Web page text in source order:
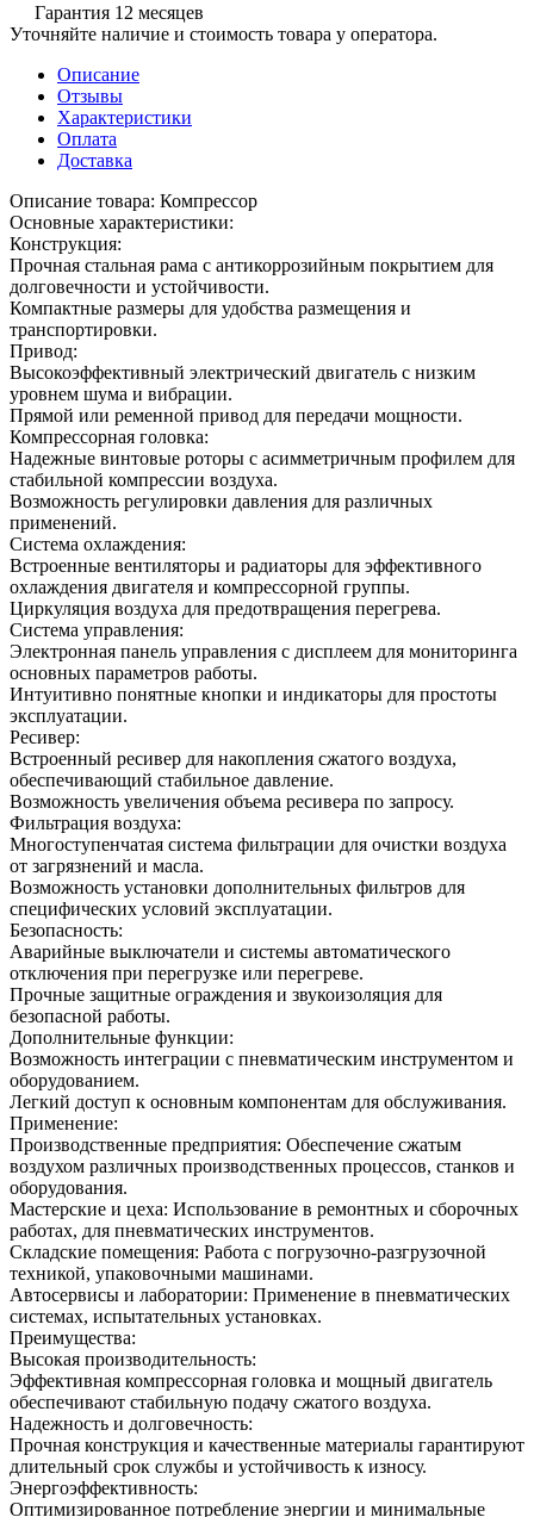
Гарантия 12 месяцев
Уточняйте наличие и стоимость товара у оператора.
Описание
Отзывы
Характеристики
Оплата
Доставка
Описание товара: Компрессор
Основные характеристики:
Конструкция:
Прочная стальная рама с антикоррозийным покрытием для
долговечности и устойчивости.
Компактные размеры для удобства размещения и
транспортировки.
Привод:
Высокоэффективный электрический двигатель с низким
уровнем шума и вибрации.
Прямой или ременной привод для передачи мощности.
Компрессорная головка:
Надежные винтовые роторы с асимметричным профилем для
стабильной компрессии воздуха.
Возможность регулировки давления для различных
применений.
Система охлаждения:
Встроенные вентиляторы и радиаторы для эффективного
охлаждения двигателя и компрессорной группы.
Циркуляция воздуха для предотвращения перегрева.
Система управления:
Электронная панель управления с дисплеем для мониторинга
основных параметров работы.
Интуитивно понятные кнопки и индикаторы для простоты
эксплуатации.
Ресивер:
Встроенный ресивер для накопления сжатого воздуха,
обеспечивающий стабильное давление.
Возможность увеличения объема ресивера по запросу.
Фильтрация воздуха:
Многоступенчатая система фильтрации для очистки воздуха
от загрязнений и масла.
Возможность установки дополнительных фильтров для
специфических условий эксплуатации.
Безопасность:
Аварийные выключатели и системы автоматического
отключения при перегрузке или перегреве.
Прочные защитные ограждения и звукоизоляция для
безопасной работы.
Дополнительные функции:
Возможность интеграции с пневматическим инструментом и
оборудованием.
Легкий доступ к основным компонентам для обслуживания.
Применение:
Производственные предприятия: Обеспечение сжатым
воздухом различных производственных процессов, станков и
оборудования.
Мастерские и цеха: Использование в ремонтных и сборочных
работах, для пневматических инструментов.
Складские помещения: Работа с погрузочно-разгрузочной
техникой, упаковочными машинами.
Автосервисы и лаборатории: Применение в пневматических
системах, испытательных установках.
Преимущества:
Высокая производительность:
Эффективная компрессорная головка и мощный двигатель
обеспечивают стабильную подачу сжатого воздуха.
Надежность и долговечность:
Прочная конструкция и качественные материалы гарантируют
длительный срок службы и устойчивость к износу.
Энергоэффективность:
Оптимизированное потребление энергии и минимальные